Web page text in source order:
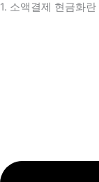
1. 소액결제 현금화